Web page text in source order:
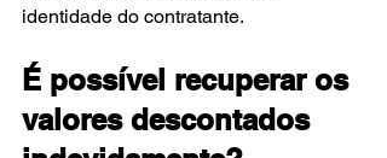
identidade do contratante.
É possível recuperar os
valores descontados